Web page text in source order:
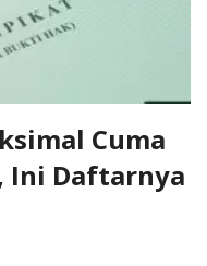
Cuma
Ini Daftarnya